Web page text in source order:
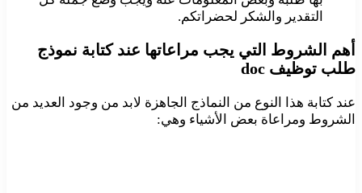
التقدير والشكر لحضراتكم.
أهم الشروط التي يجب مراعاتها عند كتابة نموذج
طلب توظيف doc
عند كتابة هذا النوع من النماذج الجاهزة لابد من وجود العديد من
الشروط ومراعاة بعض الأشياء وهي: